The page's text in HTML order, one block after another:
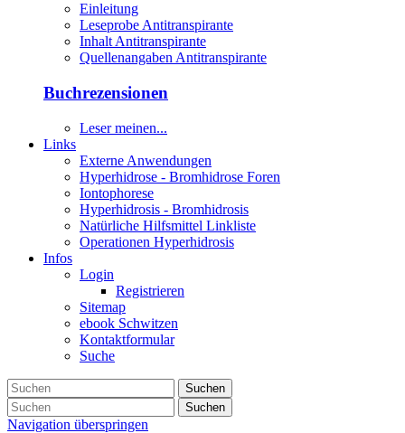
Einleitung
Leseprobe Antitranspirante
Inhalt Antitranspirante
Quellenangaben Antitranspirante
Buchrezensionen
Leser meinen...
Links
Externe Anwendungen
Hyperhidrose - Bromhidrose Foren
Iontophorese
Hyperhidrosis - Bromhidrosis
Natürliche Hilfsmittel Linkliste
Operationen Hyperhidrosis
Infos
Login
Registrieren
Sitemap
ebook Schwitzen
Kontaktformular
Suche
Suchen
Suchen
Navigation überspringen